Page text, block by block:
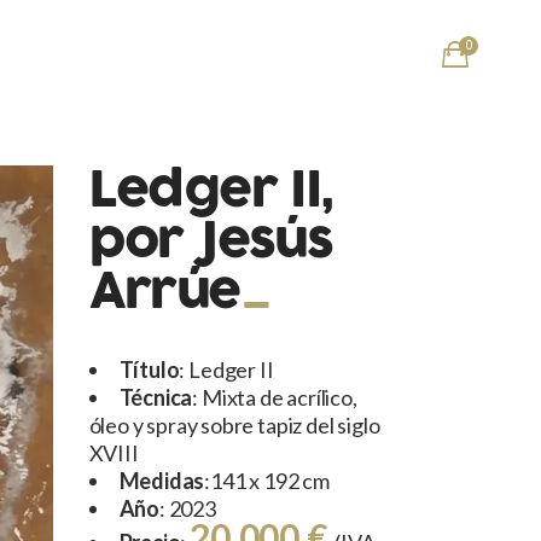
0
Ledger II,
por Jesús
Arrúe
Título: Ledger II
Técnica: Mixta de acrílico,
óleo y spray sobre tapiz del siglo
XVIII
Medidas:141 x 192 cm
Año: 2023